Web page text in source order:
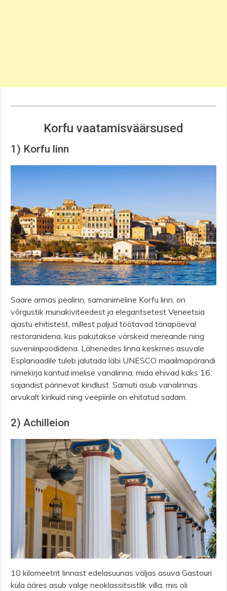
Korfu vaatamisväärsused
1) Korfu linn
Saare armas pealinn, samanimeline Korfu linn, on
võrgustik munakiviteedest ja elegantsetest Veneetsia
ajastu ehitistest, millest paljud töötavad tänapäeval
restoranidena, kus pakutakse värskeid mereande ning
suveniiripoodidena. Lähenedes linna keskmes asuvale
Esplanaadile tuleb jalutada läbi UNESCO maailmapärandi
nimekirja kantud imelise vanalinna, mida ehivad kaks 16.
sajandist pärinevat kindlust. Samuti asub vanalinnas
arvukalt kirikuid ning veepiirile on ehitatud sadam.
2) Achilleion
10 kilomeetrit linnast edelasuunas väljas asuva Gastouri
küla ääres asub valge neoklassitsistlik villa, mis oli